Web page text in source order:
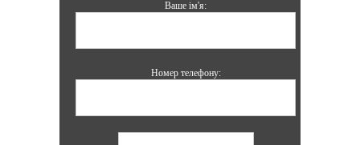
Ваше ім'я:
Номер телефону: